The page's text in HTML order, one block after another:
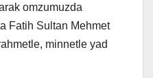
omzumuzda
Fatih Sultan Mehmet
minnetle yad